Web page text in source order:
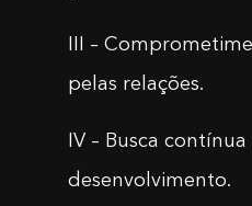
III –
pelas relações.
IV – Busca
desenvolvimento.